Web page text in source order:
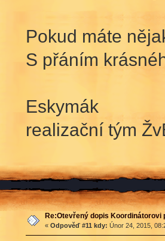
Pokud máte
S přáním
Eskymák
realizační tým
Re:Otevřený dopis Koordinátorovi
« Odpověď #11 kdy: Únor 24, 2015,